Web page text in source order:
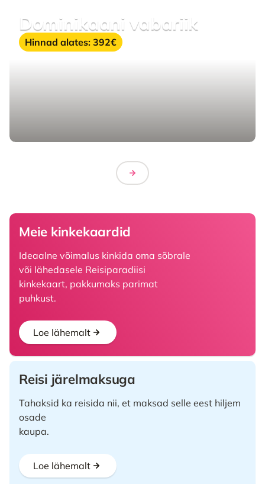
dominikaani vabariik
Hinnad alates: 392€
Meie kinkekaardid
Ideaalne võimalus kinkida oma sõbrale
või lähedasele Reisiparadiisi
kinkekaart, pakkumaks parimat
puhkust.
Loe lähemalt
Reisi järelmaksuga
Tahaksid ka reisida nii, et maksad selle eest hiljem
osade
kaupa.
Loe lähemalt